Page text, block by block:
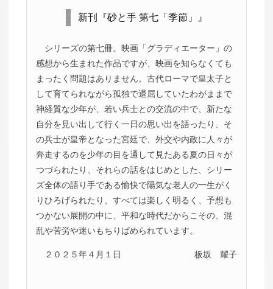
新刊『砂と手 第七「季節」』
シリーズの第七冊。映画「グラディエーター」の
感想から生まれた作品ですが、映画を知らなくても
まったく問題はありません。古代ローマで皇太子と
して育てられながら孤独で退屈していたわがままで
神経質な少年が、若い兵士との交流の中で、新たな
自分を見い出して行く一日の思い出を語ったり、そ
の兵士が皇帝となった宮廷で、外交や内政に人々が
奔走するのを少年の目を通して見たある夏の日々が
つづられたり、それらの話をはじめとした、シリー
ズ全体の語り手である愉快で陽気な老人の一生がく
りひろげられたり、すべては楽しく明るく、予想も
つかない展開の中に、平和な時代だからこその、混
乱や苦労や迷いもちりばめられています。
２０２５年４月１日 板坂 耀子